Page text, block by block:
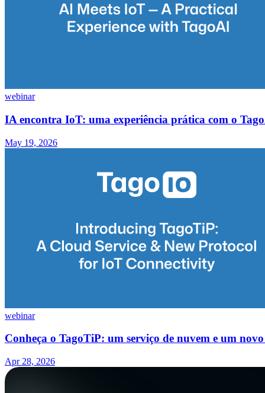
webinar
IA encontra IoT: uma experiência prática com o
May 19, 2026
webinar
Conheça o TagoTiP: um serviço de nuvem e um
Apr 28, 2026